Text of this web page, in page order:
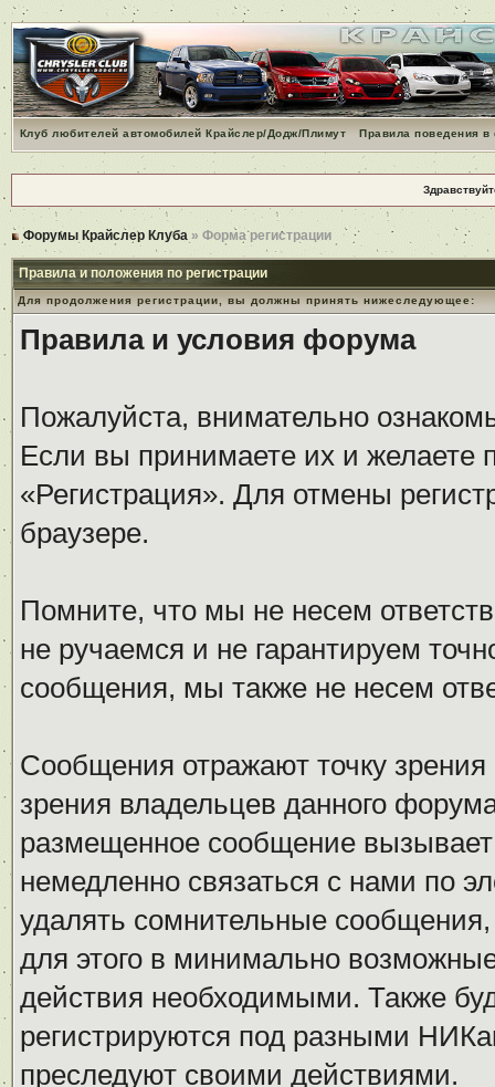
Клуб любителей автомобилей Крайслер/Додж/Плимут Правила поведения
Форумы Крайслер Клуба » Форма регистрации
Правила и положения по регистрации
Для продолжения регистрации, вы должны принять нижеследующее:
Правила и условия форума
Пожалуйста, внимательно
Если вы принимаете их и желаете
«Регистрация». Для отмены
браузере.
Помните, что мы не несем
не ручаемся и не гарантируем
сообщения, мы также не несем
Сообщения отражают точку
зрения владельцев данного
размещенное сообщение
немедленно связаться с нами по
удалять сомнительные
для этого в минимально
действия необходимыми. Также
регистрируются под разными
преследуют своими действиями.